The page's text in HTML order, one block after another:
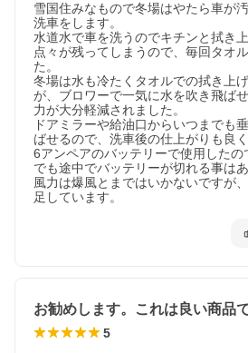
雪国住みなもので冬場はやたら車が
洗車をします。
水道水で車を洗うのでキチンと拭き
点々が残ってしまうので、毎回タオ
た。
冬場は水も冷たくタオルでの拭き上
が、ブロワーで一気に水を吹き飛ば
力が大分軽減されました。
ドアミラーや給油口からいつまでも
ばせるので、洗車後の仕上がりも良く
6アンペアのバッテリーで使用したの
でも途中でバッテリーが切れる事は
風力は爆風とまではいかないですが
足しています。
お勧めします。これは良い商品
5